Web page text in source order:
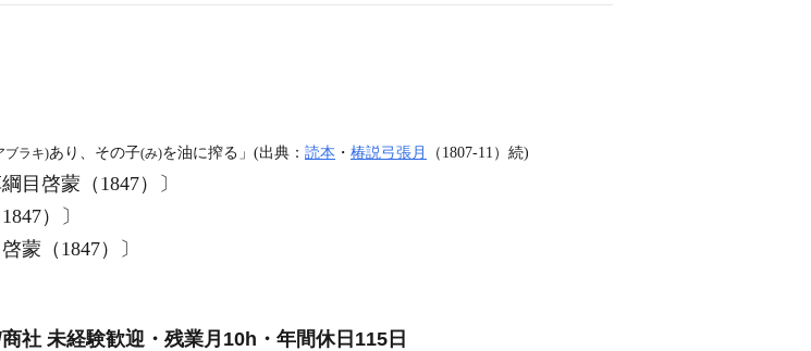
ブラキ)あり、その子(み)を油に搾る」(出典： 読本 ・ 椿説弓張月 （1807‐11）続)
目啓蒙（1847）〕
）〕
蒙（1847）〕
社 未経験歓迎・残業月10h・年間休日115日